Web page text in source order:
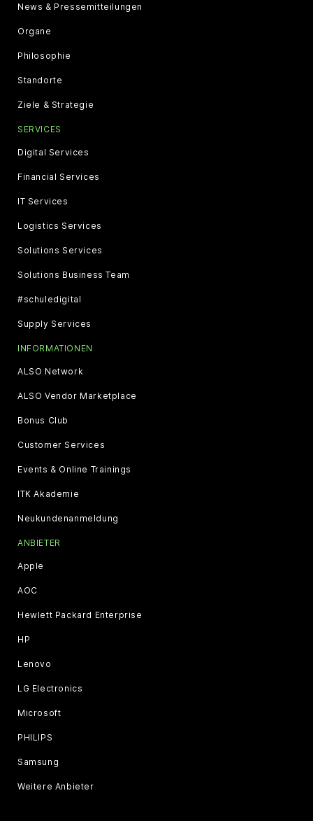
News & Pressemitteilungen
Organe
Philosophie
Standorte
Ziele & Strategie
SERVICES
Digital Services
Financial Services
IT Services
Logistics Services
Solutions Services
Solutions Business Team
#schuledigital
Supply Services
INFORMATIONEN
ALSO Network
ALSO Vendor Marketplace
Bonus Club
Customer Services
Events & Online Trainings
ITK Akademie
Neukundenanmeldung
ANBIETER
Apple
AOC
Hewlett Packard Enterprise
HP
Lenovo
LG Electronics
Microsoft
PHILIPS
Samsung
Weitere Anbieter